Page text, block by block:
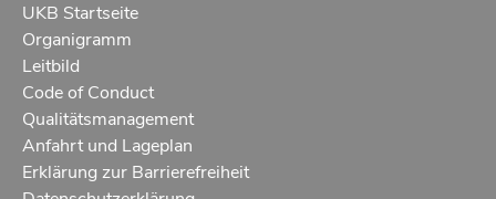
UKB Startseite
Organigramm
Leitbild
Code of Conduct
Qualitätsmanagement
Anfahrt und Lageplan
Erklärung zur Barrierefreiheit